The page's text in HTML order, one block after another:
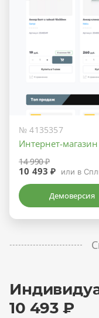
№ 4135357
Интернет-
14 990 ₽
10 493 ₽ или в
Демоверсия
10 493 ₽